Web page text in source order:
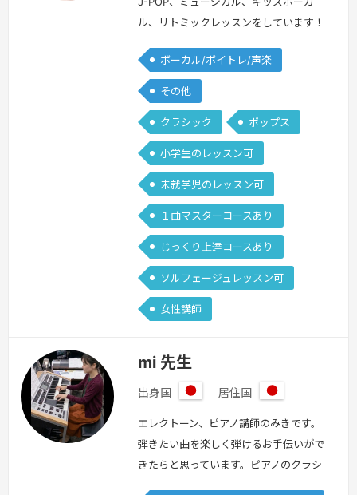
ル、リトミックレッスンをしています！
けた楽典やソルフェージュの指導も行っ
ております。リトミックの指導資格も取
得しておりますので、小さなお子様のレ
ッスンもお任せください！唯一無二の声
をご一緒に見つけていきましょう♫「歌
が好きだけど自信がない」「もっと上手
になりたい」「ミュージカルを歌ってみ
た…
続きを見る »
ボーカル/ボイトレ/声楽
その他
クラシック ポップス
小学生のレッスン可
未就学児のレッスン可
１曲マスターコースあり
じっくり上達コースあり
ソルフェージュレッスン可
女性講師
mi 先生
出身国
本
居住国
本
エレクトーン、ピアノ講師のみきです。
弾きたい曲を楽しく弾けるお手伝いがで
きたらと思っています。ピアノのクラシ